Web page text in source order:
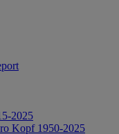
2025
Kopf 1950-2025